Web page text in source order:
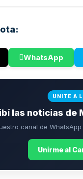
WhatsApp
UNITE A
las noticias de
canal de
Unirme al